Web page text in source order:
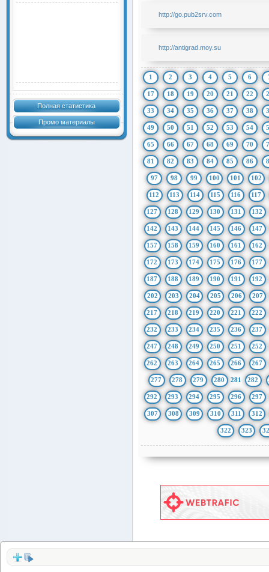
Полная статистика
Промо материалы
http://go.pub2srv.com
http://antigrad.moy.su
1 2 3 4 5 6
17 18 19 20 21 22
33 34 35 36 37 38
49 50 51 52 53 54
65 66 67 68 69 70
81 82 83 84 85 86
97 98 99 100 101 102
112 113 114 115 116 117
127 128 129 130 131 132
142 143 144 145 146 147
157 158 159 160 161 162
172 173 174 175 176 177
187 188 189 190 191 192
202 203 204 205 206 207
217 218 219 220 221 222
232 233 234 235 236 237
247 248 249 250 251 252
262 263 264 265 266 267
277 278 279 280 281 282
292 293 294 295 296 297
307 308 309 310 311 312
322 323